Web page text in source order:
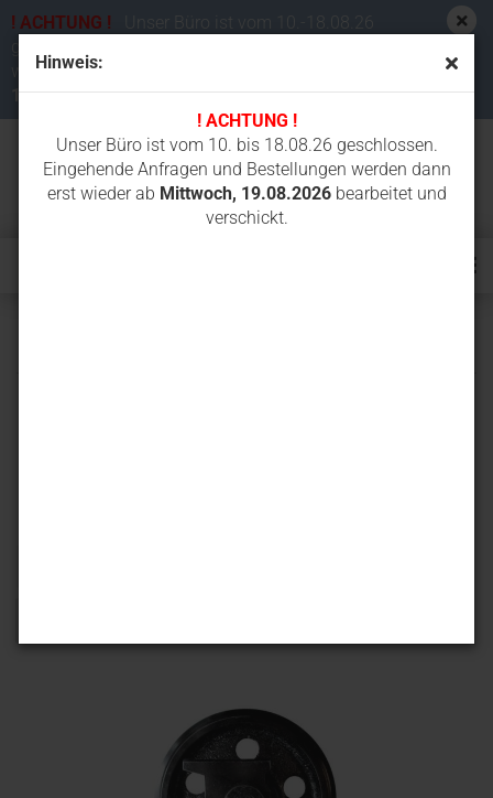
Hinweis:
! ACHTUNG !
Unser Büro ist vom 10. bis 18.08.26 geschlossen.
Eingehende Anfragen und Bestellungen werden dann
erst wieder ab Mittwoch, 19.08.2026bearbeitet und
verschickt.
! ACHTUNG !
Unser Büro ist vom 10.-18.08.26
werden dann erst wieder ab
19.08.2026bearbeitet und verschickt.